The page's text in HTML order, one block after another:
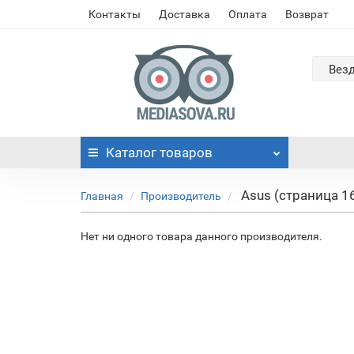
Контакты Доставка Оплата Возврат
Каталог товаров
Главная Производитель Asus (страница
Нет ни одного товара данного производителя.